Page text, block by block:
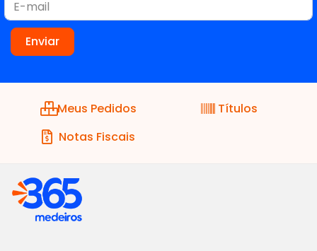
Meus Pedidos
Títulos
Notas Fiscais